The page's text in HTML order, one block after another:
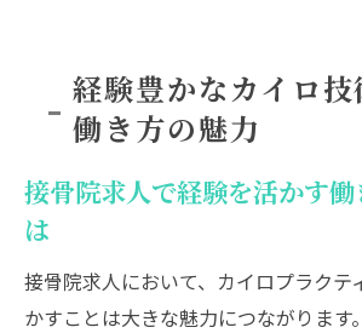
経験豊かなカイロ
働き方の魅力
接骨院求人で経験を活かす働
は
接骨院求人において、カイロプラクテ
かすことは大きな魅力につながります